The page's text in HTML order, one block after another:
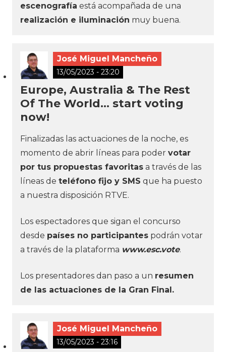
escenografía está acompañada de una
realización e iluminación muy buena.
José Miguel Mancheño
13/05/2023 - 23:20
Europe, Australia & The Rest
Of The World... start voting
now!
Finalizadas las actuaciones de la noche, es
momento de abrir líneas para poder votar
por tus propuestas favoritas a través de las
líneas de teléfono fijo y SMS que ha puesto
a nuestra disposición RTVE.
Los espectadores que sigan el concurso
desde países no participantes podrán votar
a través de la plataforma www.esc.vote.
Los presentadores dan paso a un resumen
de las actuaciones de la Gran Final.
José Miguel Mancheño
13/05/2023 - 23:16